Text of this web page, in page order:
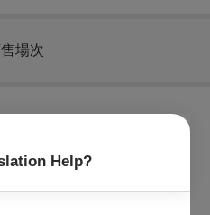
Help?
場次
法國 France｜2024｜DCP｜